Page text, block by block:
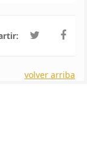
volver arriba